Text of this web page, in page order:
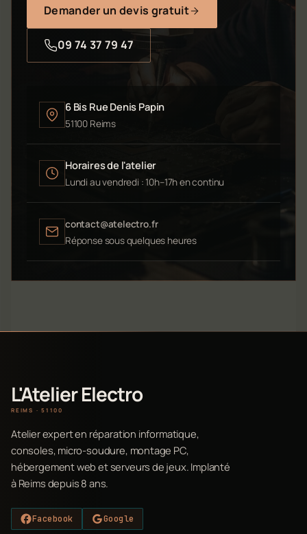
Demander un devis gratuit
09 74 37 79 47
6 Bis Rue Denis Papin
51100 Reims
Horaires de l'atelier
Lundi au vendredi : 10h–17h en continu
contact@atelectro.fr
Réponse sous quelques heures
L'Atelier Electro
REIMS · 51100
Atelier expert en réparation informatique,
consoles, micro-soudure, montage PC,
hébergement web et serveurs de jeux. Implanté
à Reims depuis 8 ans.
Facebook Google